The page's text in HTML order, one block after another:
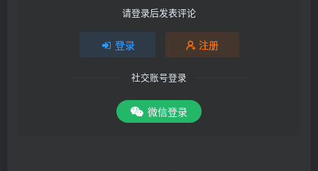
请登录后发表评论
登录 注册
社交账号登录
微信登录